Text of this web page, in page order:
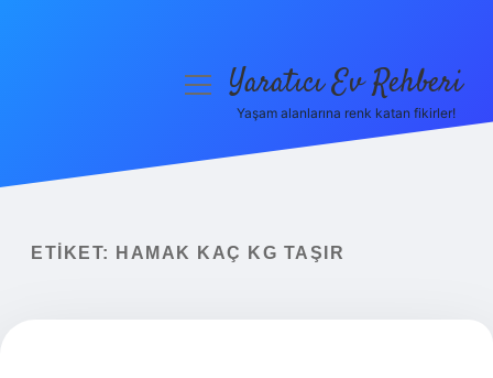
Yasal Uyarı
menüyüYaratıcı Ev Rehberi
Yaşam alanlarına renk katan fikirler!
ETIKET: HAMAK KAÇ KG TAŞIR